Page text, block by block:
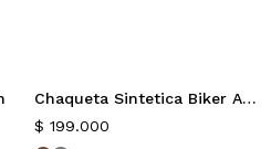
Nuevo
Chaqueta Sintetica Biker Ambared
$ 199.000